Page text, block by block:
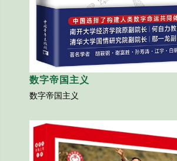
数字帝国主义
数字帝国主义